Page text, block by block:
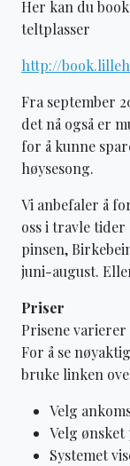
Her kan du
teltplasser
http://
Fra september
det nå også er
for å kunne
høysesong.
Vi anbefaler å
oss i travle tider
pinsen,
juni-august.
Priser
Prisene varierer
For å se
bruke linken
Velg
Velg
Systemet